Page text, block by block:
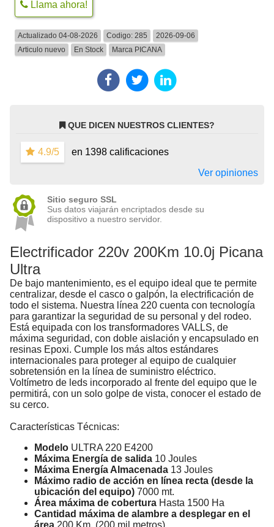
Llama ahora!
Actualizado 04-08-2026 Codigo:285
2026-09-06
Articulo nuevo
En Stock Marca PICANA
QUE DICEN NUESTROS CLIENTES?
4.9/5
en 1398 calificaciones
Ver opiniones
Sitio seguro SSL
Sus datos viajarán encriptados desde su
dispositivo a nuestro servidor.
Electrificador 220v 200Km 10.0j Picana
Ultra
De bajo mantenimiento, es el equipo ideal que te permite
centralizar, desde el casco o galpón, la electrificación de
todo el sistema. Nuestra línea 220 cuenta con tecnología
para garantizar la seguridad de su personal y del rodeo.
Está equipada con los transformadores VALLS, de
máxima seguridad, con doble aislación y encapsulado en
resinas Epoxi. Cumple los más altos estándares
internacionales para proteger al equipo de cualquier
sobretensión en la línea de suministro eléctrico.
Voltímetro de leds incorporado al frente del equipo que le
permitirá, con un solo golpe de vista, conocer el estado de
su cerco.
Características Técnicas:
Modelo ULTRA 220 E4200
Máxima Energía de salida 10 Joules
Máxima Energía Almacenada 13 Joules
Máximo radio de acción en línea recta (desde la
ubicación del equipo) 7000 mt.
Área máxima de cobertura Hasta 1500 Ha
Cantidad máxima de alambre a desplegar en el
área 200 Km. (200 mil metros)